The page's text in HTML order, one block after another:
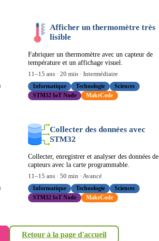
Afficher un thermomètre très
lisible
Fabriquer un thermomètre avec un capteur de
température et un affichage visuel.
11–15 ans · 20 min · Intermédiaire
Informatique
Technologie
Sciences
STM32 IoT Node
MakeCode
Collecter des données avec
STM32
Collecter, enregistrer et analyser des données de
capteurs avec la carte programmable.
11 –15 ans · 50 min · Avancé
Informatique
Technologie
Sciences
STM32 IoT Node
MakeCode
Retour à la page d'accueil